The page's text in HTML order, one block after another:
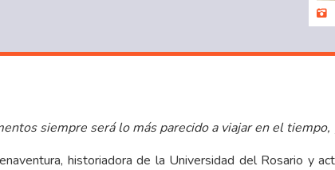
siempre será lo más parecido a viajar en el
historiadora de la Universidad del Rosario y